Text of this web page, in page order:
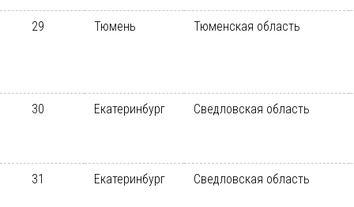
29 Тюмень Тюменская область
30 Екатеринбург Сведловская область
31 Екатеринбург Сведловская область